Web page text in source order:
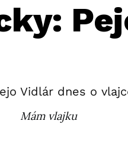
Vidlár dnes o
Mám vlajku